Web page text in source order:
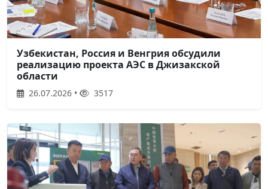
Узбекистан, Россия и Венгрия обсудили
реализацию проекта АЭС в Джизакской
области
26.07.2026 • 3517